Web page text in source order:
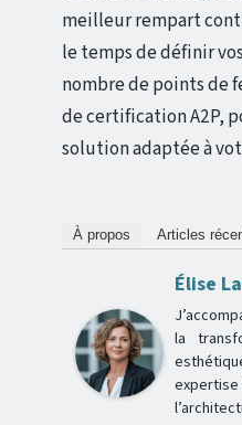
meilleur rempart
le temps de définir
nombre de points de
de certification A2P,
solution adaptée à
À propos Articles
Élise
la